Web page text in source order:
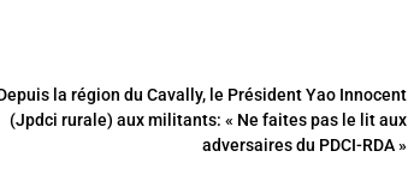
la région du Cavally, le Président Yao Innocent
(Jpdci rurale) aux militants: « Ne faites pas le lit aux
adversaires du PDCI-RDA »